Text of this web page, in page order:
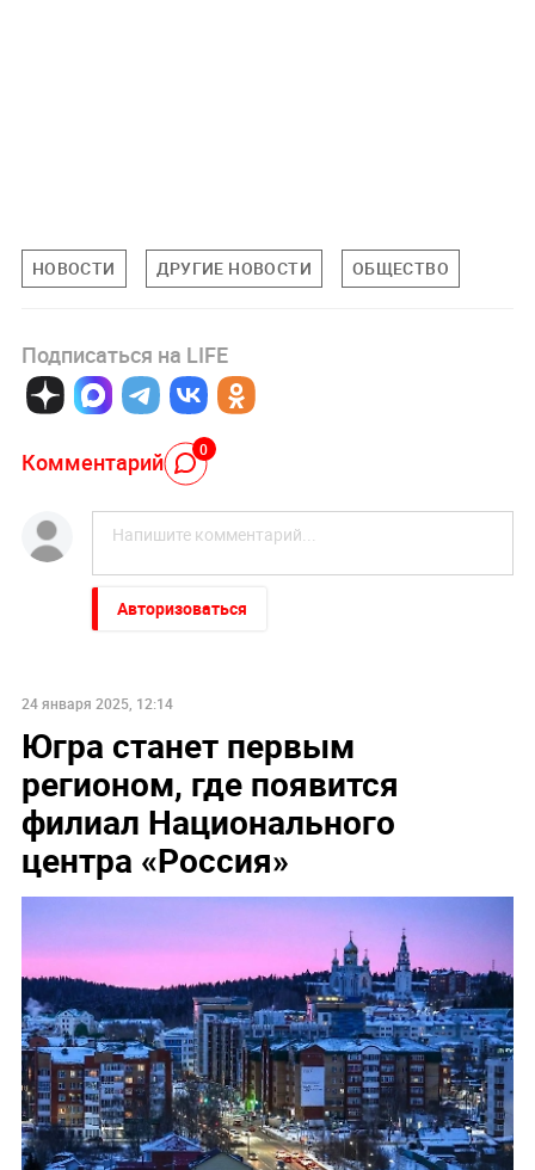
НОВОСТИ ДРУГИЕ НОВОСТИ ОБЩЕСТВО
Подписаться на LIFE
Комментарий 0
Авторизоваться
24 января 2025, 12:14
Югра станет первым
регионом, где появится
филиал Национального
центра «Россия»